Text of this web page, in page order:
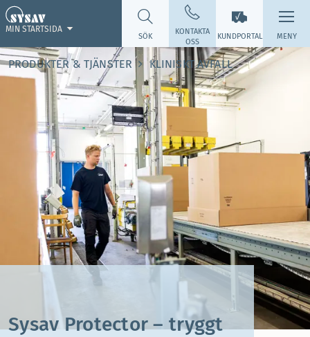
KUNDPORTAL
SÖK
KONTAKTA
OSS
MENY
MIN STARTSIDA
PRODUKTER & TJÄNSTER KLINISKT AVFALL
Sysav Protector – tryggt